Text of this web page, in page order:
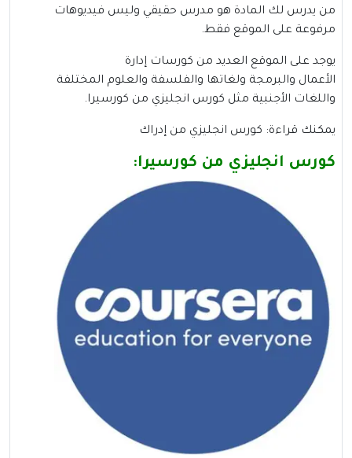
من يدرس لك المادة هو مدرس حقيقي وليس فيديوهات
مرفوعة على الموقع فقط.
يوجد على الموقع العديد من كورسات إدارة
الأعمال والبرمجة ولغاتها والفلسفة والعلوم المختلفة
واللغات الأجنبية مثل كورس انجليزي من كورسيرا.
يمكنك قراءة: كورس انجليزي من إدراك
كورس انجليزي من كورسيرا: